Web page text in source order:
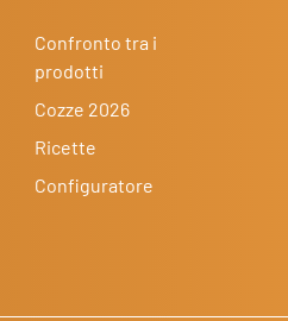
Confronto tra i
prodotti
Cozze 2026
Ricette
Configuratore